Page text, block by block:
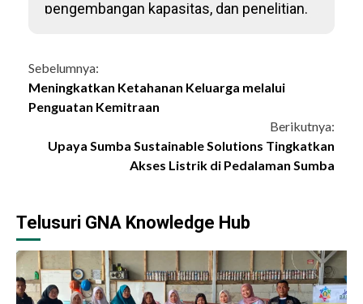
pengembangan kapasitas, dan penelitian.
Continue
Reading
Sebelumnya:
Meningkatkan Ketahanan Keluarga melalui
Penguatan Kemitraan
Berikutnya:
Upaya Sumba Sustainable Solutions Tingkatkan
Akses Listrik di Pedalaman Sumba
Telusuri GNA Knowledge Hub